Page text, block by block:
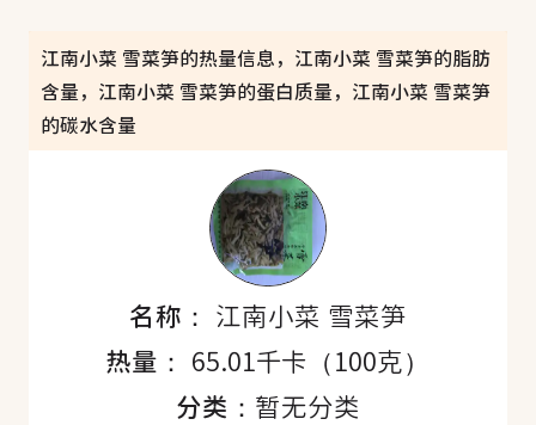
江南小菜 雪菜笋的热量信息，江南小菜 雪菜笋的脂肪
含量，江南小菜 雪菜笋的蛋白质量，江南小菜 雪菜笋
的碳水含量
名称： 江南小菜 雪菜笋
热量： 65.01千卡（100克）
分类： 暂无分类